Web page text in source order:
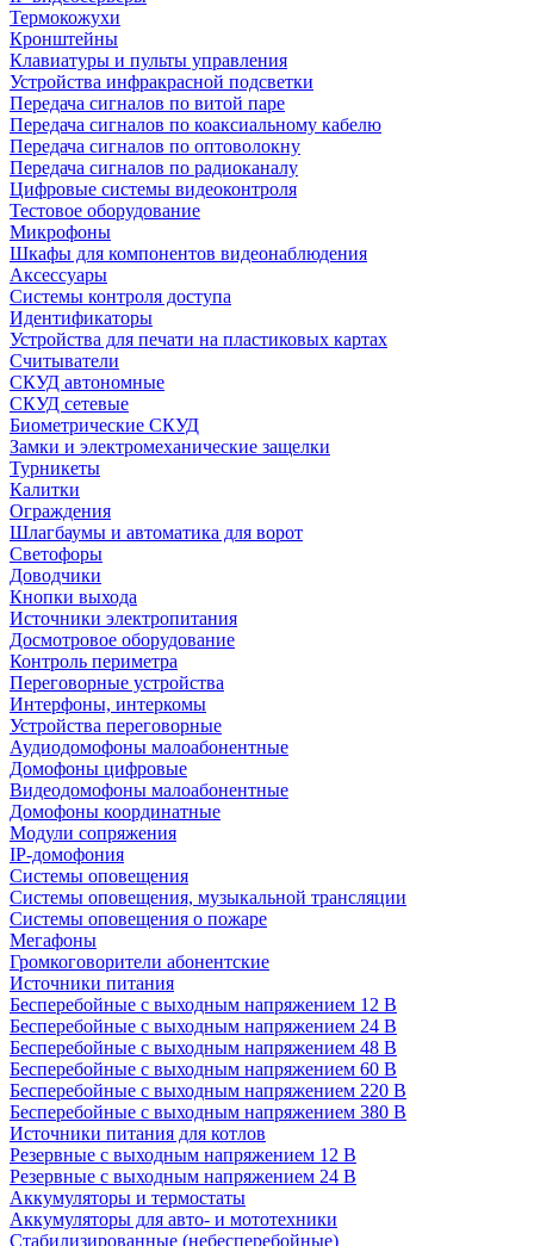
Термокожухи
Кронштейны
Клавиатуры и пульты управления
Устройства инфракрасной подсветки
Передача сигналов по витой паре
Передача сигналов по коаксиальному кабелю
Передача сигналов по оптоволокну
Передача сигналов по радиоканалу
Цифровые системы видеоконтроля
Тестовое оборудование
Микрофоны
Шкафы для компонентов видеонаблюдения
Аксессуары
Системы контроля доступа
Идентификаторы
Устройства для печати на пластиковых картах
Считыватели
СКУД автономные
СКУД сетевые
Биометрические СКУД
Замки и электромеханические защелки
Турникеты
Калитки
Ограждения
Шлагбаумы и автоматика для ворот
Светофоры
Доводчики
Кнопки выхода
Источники электропитания
Досмотровое оборудование
Контроль периметра
Переговорные устройства
Интерфоны, интеркомы
Устройства переговорные
Аудиодомофоны малоабонентные
Домофоны цифровые
Видеодомофоны малоабонентные
Домофоны координатные
Модули сопряжения
IP-домофония
Системы оповещения
Системы оповещения, музыкальной трансляции
Системы оповещения о пожаре
Мегафоны
Громкоговорители абонентские
Источники питания
Бесперебойные с выходным напряжением 12 В
Бесперебойные с выходным напряжением 24 В
Бесперебойные с выходным напряжением 48 В
Бесперебойные с выходным напряжением 60 В
Бесперебойные с выходным напряжением 220 В
Бесперебойные с выходным напряжением 380 В
Источники питания для котлов
Резервные с выходным напряжением 12 В
Резервные с выходным напряжением 24 В
Аккумуляторы и термостаты
Аккумуляторы для авто- и мототехники
Стабилизированные (небесперебойные)